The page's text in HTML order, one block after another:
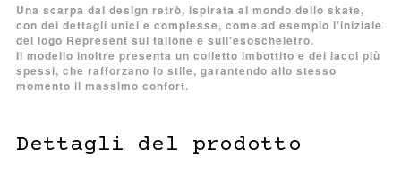
Una scarpa dal design retrò, ispirata al mondo dello skate,
con dei dettagli unici e complesse, come ad esempio l'iniziale
del logo Represent sul tallone e sull'esoscheletro.
Il modello inoltre presenta un colletto imbottito e dei lacci più
spessi, che rafforzano lo stile, garantendo allo stesso
momento il massimo confort.
Dettagli del prodotto